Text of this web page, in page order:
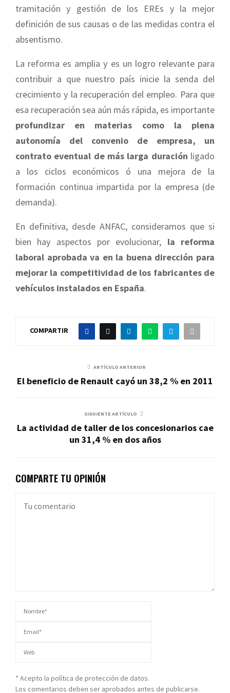
tramitación y gestión de los EREs y la mejor
definición de sus causas o de las medidas contra el
absentismo.
La reforma es amplia y es un logro relevante para
contribuir a que nuestro país inicie la senda del
crecimiento y la recuperación del empleo. Para que
esa recuperación sea aún más rápida, es importante
profundizar en materias como la plena
autonomía del convenio de empresa, un
contrato eventual de más larga duración ligado
a los ciclos económicos ó una mejora de la
formación continua impartida por la empresa (de
demanda).
En definitiva, desde ANFAC, consideramos que si
bien hay aspectos por evolucionar, la reforma
laboral aprobada va en la buena dirección para
mejorar la competitividad de los fabricantes de
vehículos instalados en España.
COMPARTIR
ARTÍCULO ANTERIOR
El beneficio de Renault cayó un 38,2 % en 2011
SIGUIENTE ARTÍCULO
La actividad de taller de los concesionarios cae
un 31,4 % en dos años
COMPARTE TU OPINIÓN
* Acepto la política de protección de datos.
Los comentarios deben ser aprobados antes de publicarse.